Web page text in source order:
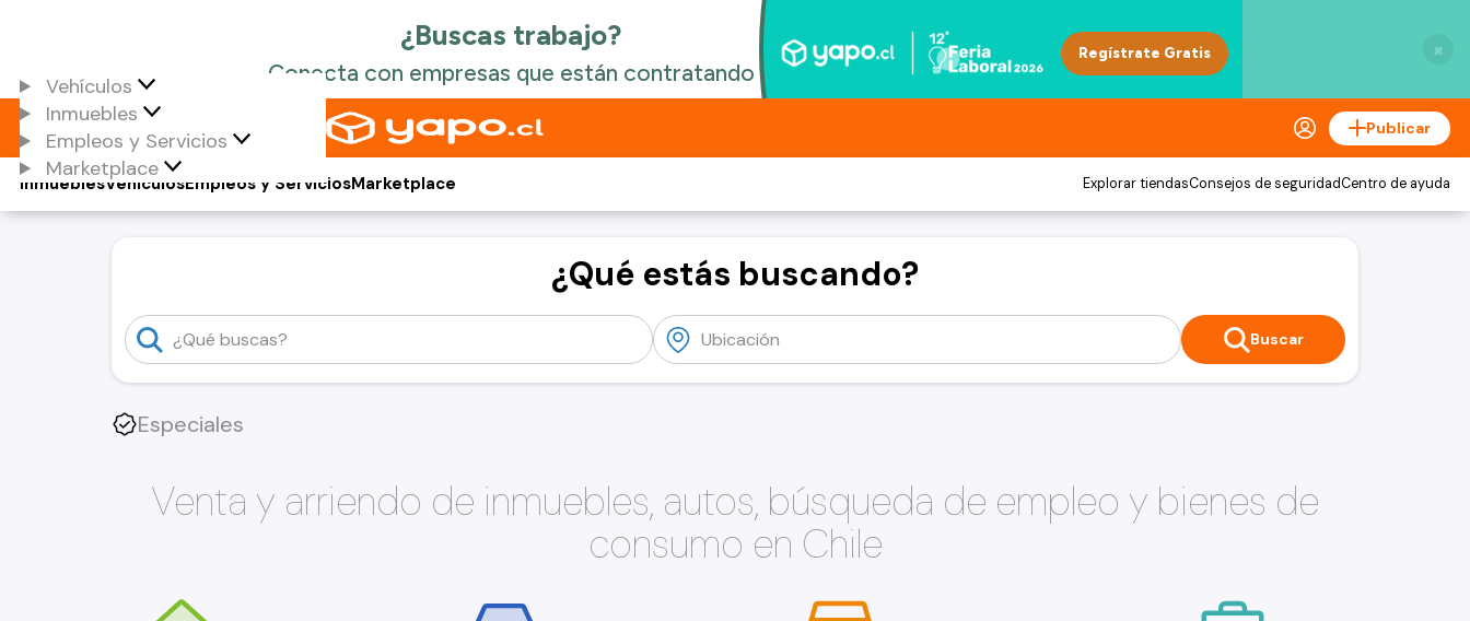
×
Vehículos
Inmuebles
Empleos y Servicios
Marketplace
Publicar
Vehículos
Inmuebles Empleos y ServiciosMarketplace Explorar tiendasConsejos de seguridadCentro de ayuda
¿Qué estás buscando?
Buscar
Especiales
Venta y arriendo de inmuebles, autos, búsqueda de empleo y bienes de
consumo en Chile